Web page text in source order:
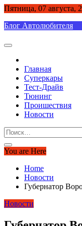
Skip
content
Пятница, 07 августа,
Блог Автолюбителя
Главная
Суперкары
Тест-Драйв
Тюнинг
Проишествия
Новости
Найти:
You are Here
Home
Новости
Губернатор
Новости